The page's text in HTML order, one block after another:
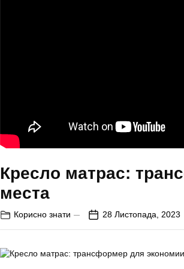
Кресло матрас:
места
Корисно знати 28 Листопада, 2023